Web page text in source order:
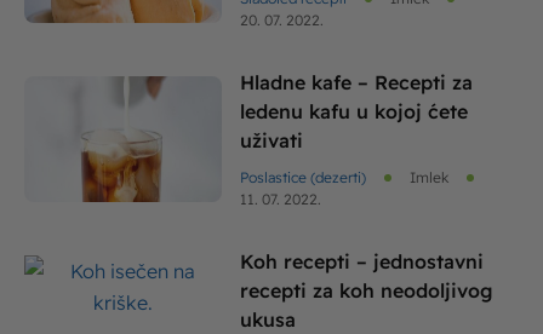
20. 07. 2022.
Poslastice (dezerti)
Imlek
11. 07. 2022.
Hladne kafe – Recepti za
ledenu kafu u kojoj ćete
uživati
Koh recepti – jednostavni
recepti za koh neodoljivog
ukusa